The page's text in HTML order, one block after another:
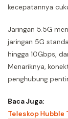
kecepatannya
Jaringan 5.5G
jaringan 5G
hingga 10Gbps,
Menariknya,
penghubung
Baca Juga:
Teleskop Hubble